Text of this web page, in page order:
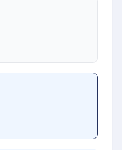
Auch das
trägt
in der Einrichtung
das von